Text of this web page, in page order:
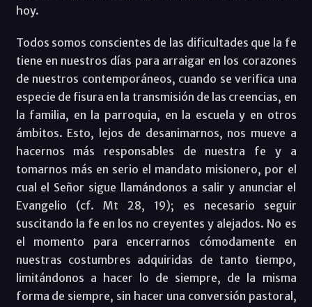
hoy.
Todos somos conscientes de las dificultades que la fe
tiene en nuestros días para arraigar en los corazones
de nuestros contemporáneos, cuando se verifica una
especie de fisura en la transmisión de las creencias, en
la familia, en la parroquia, en la escuela y en otros
ámbitos. Esto, lejos de desanimarnos, nos mueve a
hacernos más responsables de nuestra fe y a
tomarnos más en serio el mandato misionero, por el
cual el Señor sigue llamándonos a salir y anunciar el
Evangelio (cf. Mt 28, 19); es necesario seguir
suscitando la fe en los no creyentes y alejados. No es
el momento para encerrarnos cómodamente en
nuestras costumbres adquiridas de tanto tiempo,
limitándonos a hacer lo de siempre, de la misma
forma de siempre, sin hacer una conversión pastoral,